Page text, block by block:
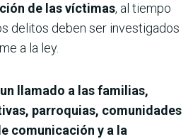
de las víctimas, al tiempo
delitos deben ser investigados
a la ley.
llamado a las familias,
parroquias, comunidades
comunicación y a la